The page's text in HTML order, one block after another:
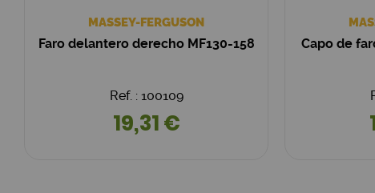
MASSEY-FERGUSON
Faro delantero derecho MF130-158
Ref. : 100109
19,31 €
Capo de